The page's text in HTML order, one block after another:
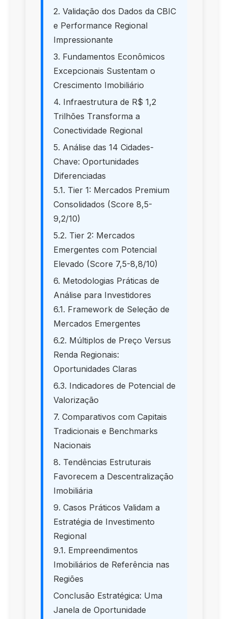
2. Validação dos Dados da CBIC
e Performance Regional
Impressionante
3. Fundamentos Econômicos
Excepcionais Sustentam o
Crescimento Imobiliário
4. Infraestrutura de R$ 1,2
Trilhões Transforma a
Conectividade Regional
5. Análise das 14 Cidades-
Chave: Oportunidades
Diferenciadas
5.1. Tier 1: Mercados Premium
Consolidados (Score 8,5-
9,2/10)
5.2. Tier 2: Mercados
Emergentes com Potencial
Elevado (Score 7,5-8,8/10)
6. Metodologias Práticas de
Análise para Investidores
6.1. Framework de Seleção de
Mercados Emergentes
6.2. Múltiplos de Preço Versus
Renda Regionais:
Oportunidades Claras
6.3. Indicadores de Potencial de
Valorização
7. Comparativos com Capitais
Tradicionais e Benchmarks
Nacionais
8. Tendências Estruturais
Favorecem a Descentralização
Imobiliária
9. Casos Práticos Validam a
Estratégia de Investimento
Regional
9.1. Empreendimentos
Imobiliários de Referência nas
Regiões
Conclusão Estratégica: Uma
Janela de Oportunidade